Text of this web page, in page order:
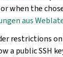
when the
aus
restrictions on
a public SSH